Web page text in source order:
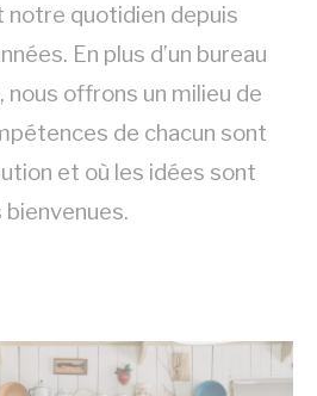
permettent au
comporter
permettant des
base telles que les
privées ou la
site.
de ce type.
préférences de
la prochaine visite. Par
contenir la langue
notre quotidien depuis
En plus d’un bureau
nous offrons un milieu de
de chacun sont
et où les idées sont
bienvenues.